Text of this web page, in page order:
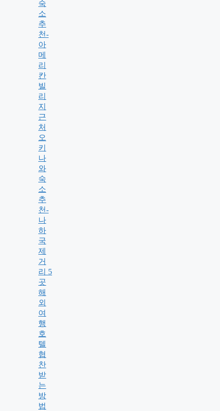
숙
소
추
천-
아
메
리
칸
빌
리
지
근
처
오
키
나
와
숙
소
추
천-
나
하
국
제
거
리 5
곳
해
외
여
행
호
텔
협
찬
받
는
방
법